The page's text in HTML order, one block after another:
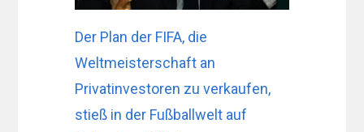
Der Plan der FIFA, die
Weltmeisterschaft an
Privatinvestoren zu verkaufen,
stieß in der Fußballwelt auf